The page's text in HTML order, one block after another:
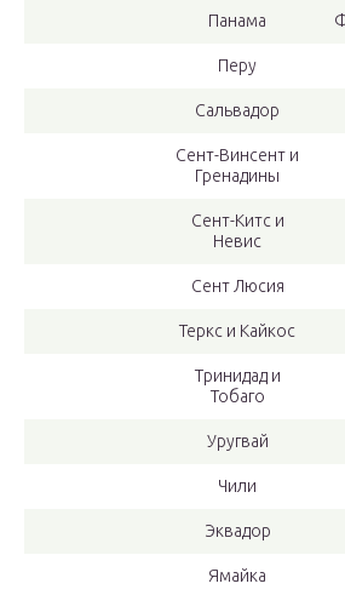
Панама
Перу
Сальвадор
Сент-Винсент и
Гренадины
Сент-Китс и
Невис
Сент Люсия
Теркс и Кайкос
Тринидад и
Тобаго
Уругвай
Чили
Эквадор
Ямайка